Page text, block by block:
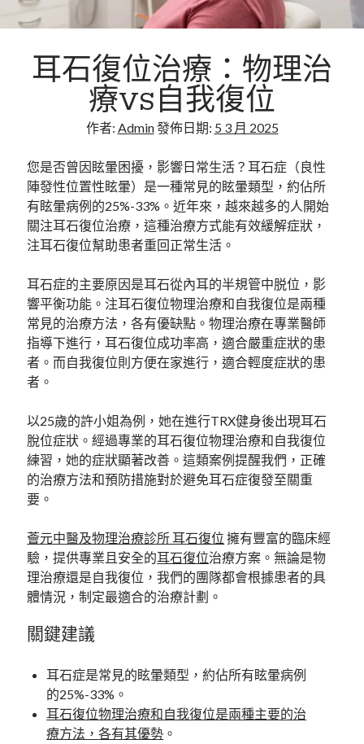
Flat Roofing Sheets in Educational Facilities and
耳石復位治療：物理治
療VS自我復位
作者: Admin發佈日期: 5 3 月 2025
您是否曾因眩暈困擾，影響日常生活？耳石症（良性
陣發性位置性眩暈）是一種常見的眩暈類型，約佔所
有眩暈病例的25%-33%。近年來，越來越多的人開始
關注耳石復位治療，這種治療方式能有效緩解症狀，
注耳石復位幫助患者重回正常生活。
耳石症的主要原因是耳石從內耳的半規管中脱位，影
響平衡功能。注耳石復位物理治療和自我復位是兩種
常見的治療方法，各有優缺點。物理治療在專業醫師
指導下進行，耳石復位成功率高，適合嚴重症狀的患
者。而自我復位則方便在家進行，適合輕度症狀的患
者。
以25歲的許小姐為例，她在進行TRX健身後出現耳石
脫位症狀。經過專業的耳石復位物理治療和自我復位
練習，她的症狀顯著改善。這類案例提醒我們，正確
的治療方法和預防措施對於避免耳石症復發至關重
要。
薈元中醫及物理治療診所 耳石復位 擁有豐富的臨床經
驗，提供專業且安全的耳石復位治療方案。無論是物
理治療還是自我復位，我們的團隊都會根據患者的具
體情況，制定最適合的治療計劃。
關鍵建議
耳石症是常見的眩暈類型，約佔所有眩暈病例
的25%-33%。
耳石復位物理治療和自我復位是兩種主要的治
療方法，各有其優勢 。